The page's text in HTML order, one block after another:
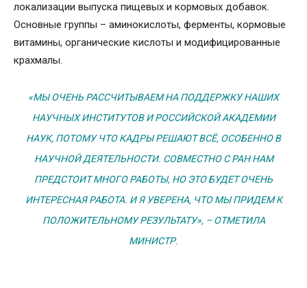
локализации выпуска пищевых и кормовых добавок.
Основные группы – аминокислоты, ферменты, кормовые
витамины, органические кислоты и модифицированные
крахмалы.
«МЫ ОЧЕНЬ РАССЧИТЫВАЕМ НА ПОДДЕРЖКУ НАШИХ
НАУЧНЫХ ИНСТИТУТОВ И РОССИЙСКОЙ АКАДЕМИИ
НАУК, ПОТОМУ ЧТО КАДРЫ РЕШАЮТ ВСЁ, ОСОБЕННО В
НАУЧНОЙ ДЕЯТЕЛЬНОСТИ. СОВМЕСТНО С РАН НАМ
ПРЕДСТОИТ МНОГО РАБОТЫ, НО ЭТО БУДЕТ ОЧЕНЬ
ИНТЕРЕСНАЯ РАБОТА. И Я УВЕРЕНА, ЧТО МЫ ПРИДЕМ К
ПОЛОЖИТЕЛЬНОМУ РЕЗУЛЬТАТУ», – ОТМЕТИЛА
МИНИСТР.